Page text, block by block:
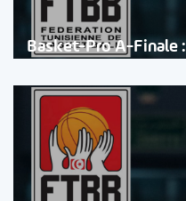
Basket-Pro A-Finale :